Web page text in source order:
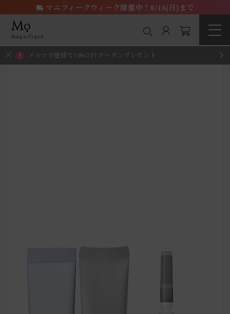
メルマガ登録で10%OFFクーポンプレゼント
マニフィークウィーク開催中！8/16(日)まで